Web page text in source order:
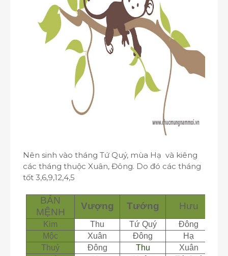
Nên sinh vào tháng Tứ Quý, mùa Hạ và kiêng
các tháng thuộc Xuân, Đông. Do đó các tháng
tốt 3,6,9,12,4,5
BẢN
MỆNH
Vượng Tướng Hưu
Kim Thu Tứ Quý Đông
Mộc
Xuân Đông Hạ
Thuỷ
Đông Thu
Xuân